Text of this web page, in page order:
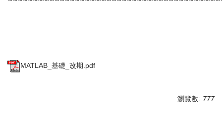
MATLAB_基礎_改期.pdf
瀏覽數: 777